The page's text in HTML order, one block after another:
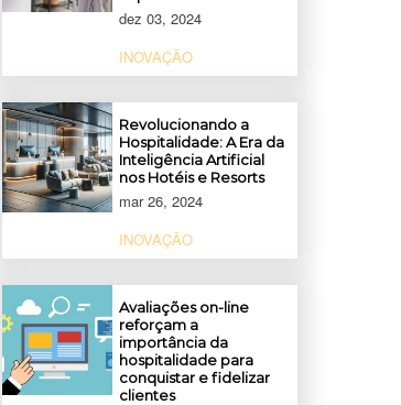
dez 03, 2024
INOVAÇÃO
Revolucionando a
Hospitalidade: A Era da
Inteligência Artificial
nos Hotéis e Resorts
mar 26, 2024
INOVAÇÃO
Avaliações on-line
reforçam a
importância da
hospitalidade para
conquistar e fidelizar
clientes